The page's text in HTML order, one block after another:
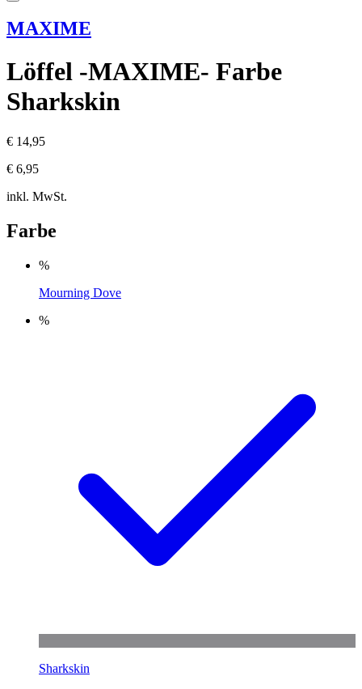
MAXIME
Löffel -MAXIME- Farbe
Sharkskin
€ 14,95
€ 6,95
inkl. MwSt.
Farbe
%
Mourning Dove
%
Sharkskin